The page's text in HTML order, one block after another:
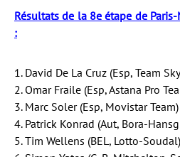
Résultats de la 8e étape de
:
1. David De La Cruz (Esp, Team
2. Omar Fraile (Esp, Astana Pro
3. Marc Soler (Esp, Movistar Team)
4. Patrick Konrad (Aut, Bora-
5. Tim Wellens (BEL, Lotto-Soudal)